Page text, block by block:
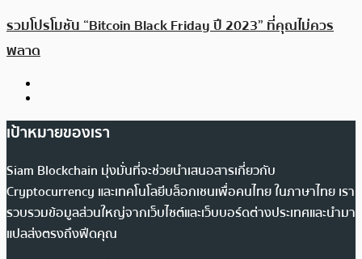
รวมโปรโมชัน “Bitcoin Black Friday ปี 2023” ที่คุณไม่ควร
พลาด
เป้าหมายของเรา
Siam Blockchain มุ่งมั่นที่จะช่วยนำเสนอสารเกี่ยวกับ
Cryptocurrency และเทคโนโลยีบล็อกเชนเพื่อคนไทย ในภาษาไทย เรา
รวบรวมข้อมูลส่วนใหญ่จากเว็บไซต์และเว็บบอร์ดต่างประเทศและนำมา
แปลส่งตรงถึงฟีดคุณ